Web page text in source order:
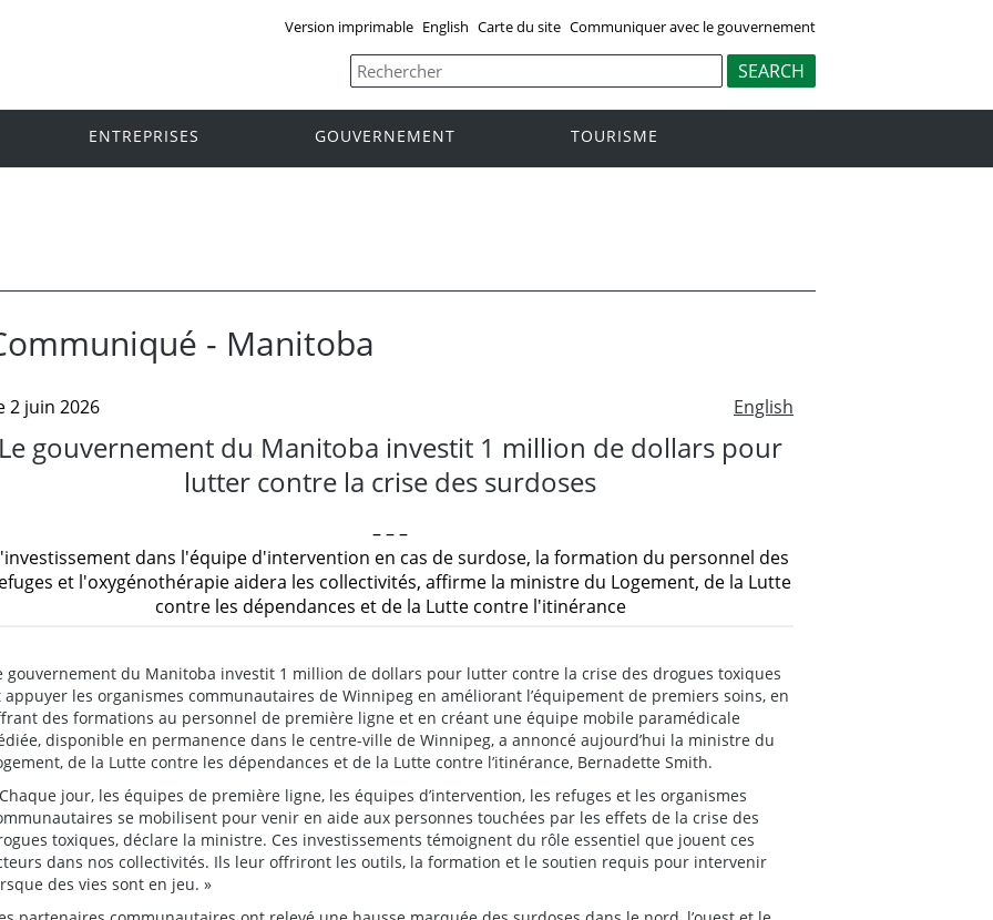
Version imprimable English Carte du site Communiquer avec le gouvernement
ENTREPRISES GOUVERNEMENT TOURISME
- Manitoba
English
2 juin 2026
gouvernement du Manitoba investit 1 million de dollars pour
lutter contre la crise des surdoses
– – –
dans l'équipe d'intervention en cas de surdose, la formation du personnel des
et l'oxygénothérapie aidera les collectivités, affirme la ministre du Logement, de la Lutte
contre les dépendances et de la Lutte contre l'itinérance
gouvernement du Manitoba investit 1 million de dollars pour lutter contre la crise des drogues toxiques
appuyer les organismes communautaires de Winnipeg en améliorant l’équipement de premiers soins, en
des formations au personnel de première ligne et en créant une équipe mobile paramédicale
disponible en permanence dans le centre-ville de Winnipeg, a annoncé aujourd’hui la ministre du
de la Lutte contre les dépendances et de la Lutte contre l’itinérance, Bernadette Smith.
jour, les équipes de première ligne, les équipes d’intervention, les refuges et les organismes
se mobilisent pour venir en aide aux personnes touchées par les effets de la crise des
toxiques, déclare la ministre. Ces investissements témoignent du rôle essentiel que jouent ces
dans nos collectivités. Ils leur offriront les outils, la formation et le soutien requis pour intervenir
des vies sont en jeu. »